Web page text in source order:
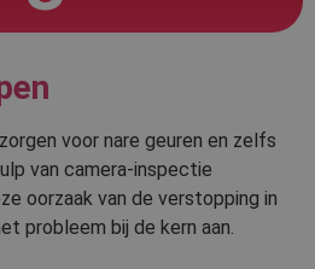
voor nare geuren en zelfs
van camera-inspectie
oorzaak van de verstopping in
probleem bij de kern aan.